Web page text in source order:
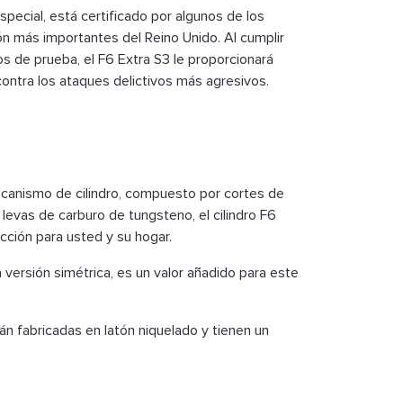
está certificado por algunos de los
más importantes del Reino Unido. Al cumplir
de prueba, el F6 Extra S3 le proporcionará
los ataques delictivos más agresivos.
de cilindro, compuesto por cortes de
de carburo de tungsteno, el cilindro F6
para usted y su hogar.
simétrica, es un valor añadido para este
fabricadas en latón niquelado y tienen un